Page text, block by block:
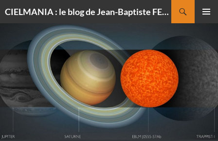
CIELMANIA : le blog de Jean-Baptiste FELDMANN, photographe du ciel
CONTENU